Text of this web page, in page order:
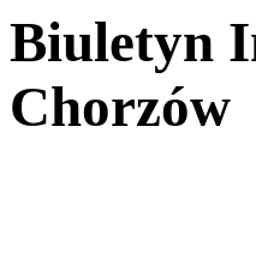
Biuletyn
Chorzów